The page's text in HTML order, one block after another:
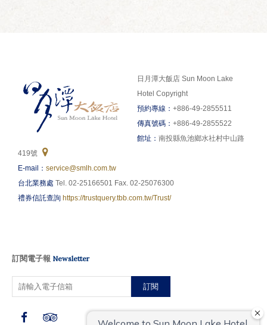
日月潭大飯店 Sun Moon Lake
Hotel Copyright
預約專線： +886-49-2855511
傳真號碼： +886-49-2855522
館址： 南投縣魚池鄉水社村中山路
419號
E-mail： service@smlh.com.tw
台北業務處 Tel. 02-25166501 Fax. 02-25076300
禮券信託查詢 https://trustquery.tbb.com.tw/Trust/
訂閱電子報 Newsletter
訂閱